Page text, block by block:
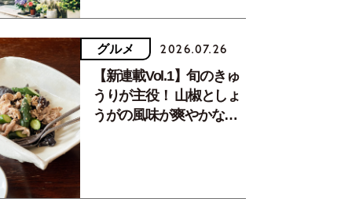
グルメ 2026.07.26
【新連載Vol.1】旬のきゅ
うりが主役！ 山椒としょ
うがの風味が爽やかな、